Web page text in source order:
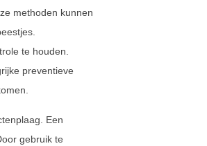
methoden kunnen
te houden.
preventieve
Een
gebruik te